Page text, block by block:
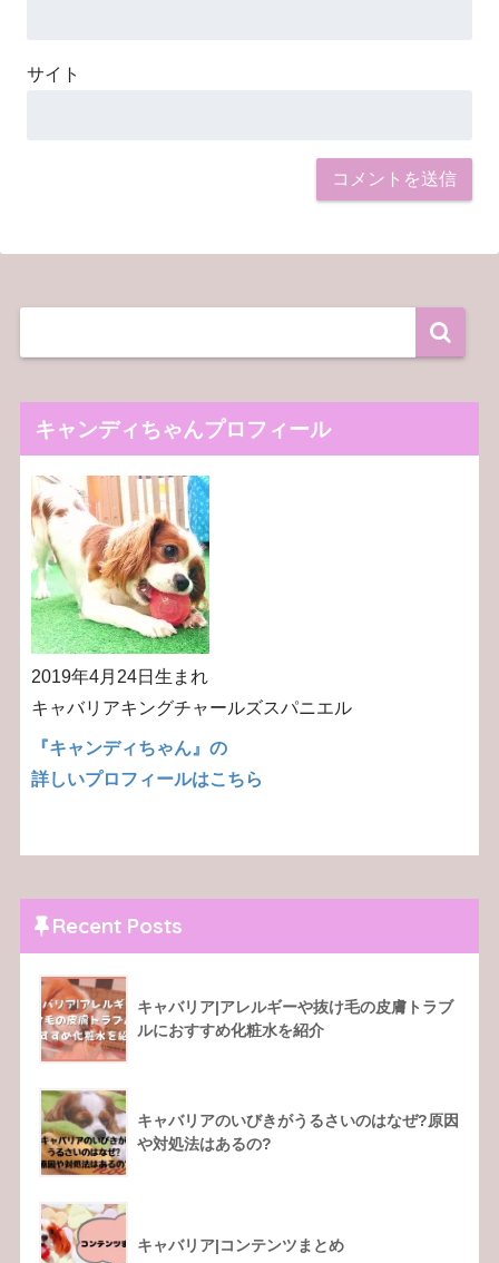
サイト
キャンディちゃんプロフィール
2019年4月24日生まれ
キャバリアキングチャールズスパニエル
『キャンディちゃん』の
詳しいプロフィールはこちら
Recent Posts
キャバリア|アレルギーや抜け毛の皮膚トラブ
ルにおすすめ化粧水を紹介
キャバリアのいびきがうるさいのはなぜ?原因
や対処法はあるの?
キャバリア|コンテンツまとめ